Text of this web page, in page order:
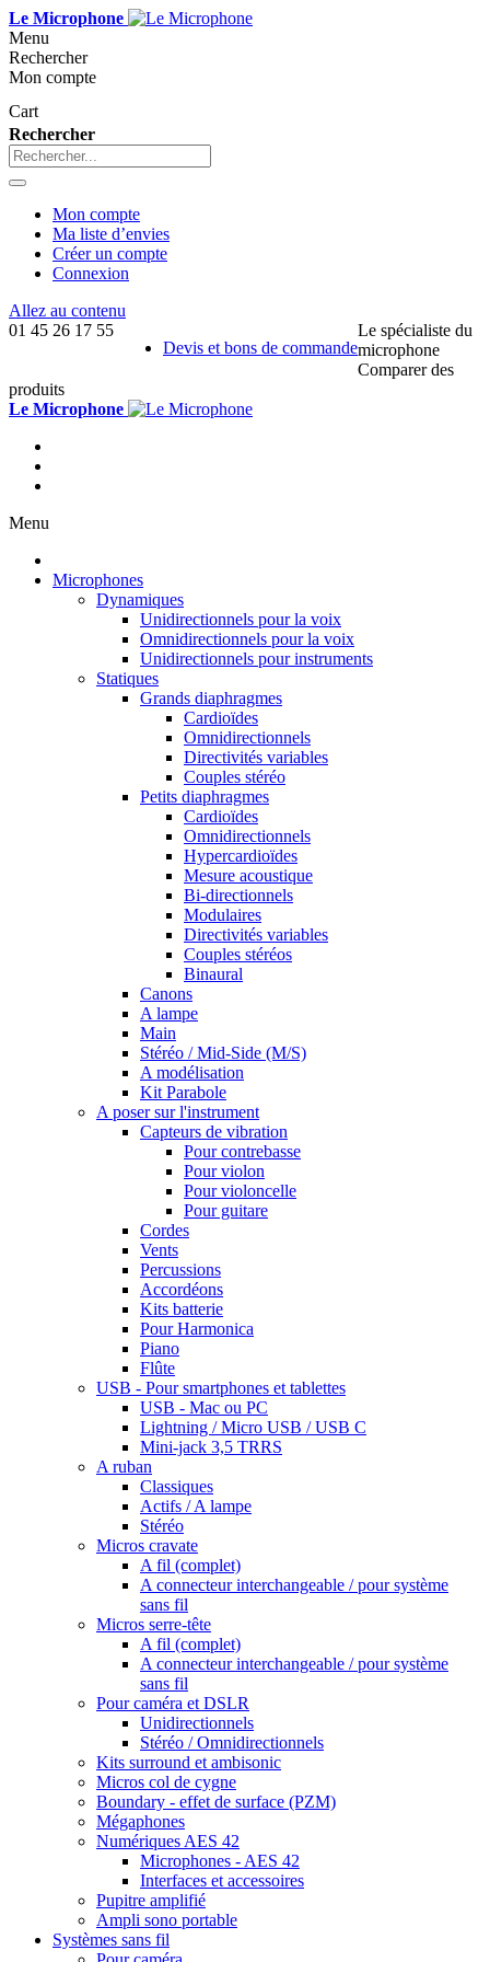
Le Microphone
Menu
Rechercher
Mon compte
Cart
Rechercher
Mon compte
Ma liste d’envies
Créer un compte
Connexion
Allez au contenu
01 45 26 17 55
Devis et bons de commande
Le spécialiste du
microphone
Comparer des
produits
Le Microphone
Menu
Microphones
Dynamiques
Unidirectionnels pour la voix
Omnidirectionnels pour la voix
Unidirectionnels pour instruments
Statiques
Grands diaphragmes
Cardioïdes
Omnidirectionnels
Directivités variables
Couples stéréo
Petits diaphragmes
Cardioïdes
Omnidirectionnels
Hypercardioïdes
Mesure acoustique
Bi-directionnels
Modulaires
Directivités variables
Couples stéréos
Binaural
Canons
A lampe
Main
Stéréo / Mid-Side (M/S)
A modélisation
Kit Parabole
A poser sur l'instrument
Capteurs de vibration
Pour contrebasse
Pour violon
Pour violoncelle
Pour guitare
Cordes
Vents
Percussions
Accordéons
Kits batterie
Pour Harmonica
Piano
Flûte
USB - Pour smartphones et tablettes
USB - Mac ou PC
Lightning / Micro USB / USB C
Mini-jack 3,5 TRRS
A ruban
Classiques
Actifs / A lampe
Stéréo
Micros cravate
A fil (complet)
A connecteur interchangeable / pour système
sans fil
Micros serre-tête
A fil (complet)
A connecteur interchangeable / pour système
sans fil
Pour caméra et DSLR
Unidirectionnels
Stéréo / Omnidirectionnels
Kits surround et ambisonic
Micros col de cygne
Boundary - effet de surface (PZM)
Mégaphones
Numériques AES 42
Microphones - AES 42
Interfaces et accessoires
Pupitre amplifié
Ampli sono portable
Systèmes sans fil